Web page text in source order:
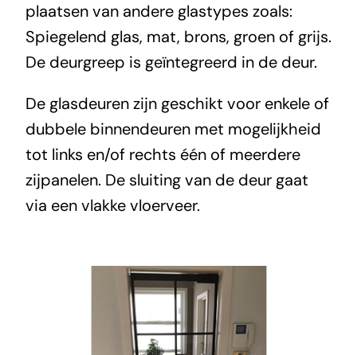
plaatsen van andere glastypes zoals:
Spiegelend glas, mat, brons, groen of grijs.
De deurgreep is geïntegreerd in de deur.
De glasdeuren zijn geschikt voor enkele of
dubbele binnendeuren met mogelijkheid
tot links en/of rechts één of meerdere
zijpanelen. De sluiting van de deur gaat
via een vlakke vloerveer.